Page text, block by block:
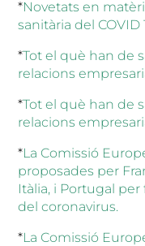
*Novetats en
sanitària del COVID
*Tot el què han de
relacions
*Tot el què han de
relacions
*La Comissió
proposades per
Itàlia, i Portugal
del coronavirus.
*La Comissió